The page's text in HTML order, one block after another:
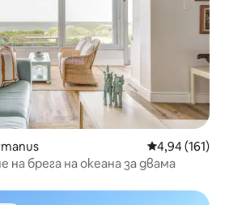
Средна
4,94 (161)
на брега на океана за двама